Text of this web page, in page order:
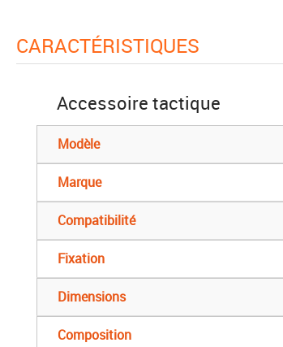
CARACTÉRISTIQUES
Accessoire tactique
Modèle
Marque
Compatibilité
Fixation
Dimensions
Composition